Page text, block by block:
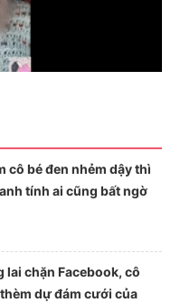
cô bé đen nhẻm dậy thì
tính ai cũng bất ngờ
chặn Facebook, cô
dự đám cưới của